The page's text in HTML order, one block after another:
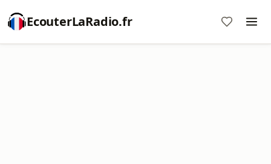
EcouterLaRadio.fr